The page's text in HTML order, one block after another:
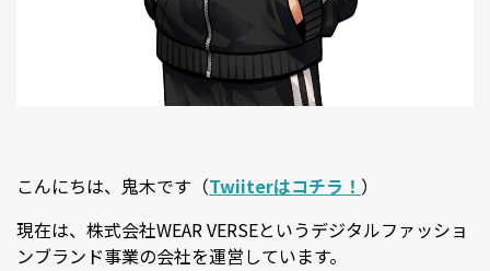
こんにちは、鬼木です（Twiiterはコチラ！ ）
現在は、株式会社WEAR VERSEというデジタルファッショ
ンブランド事業の会社を運営しています。